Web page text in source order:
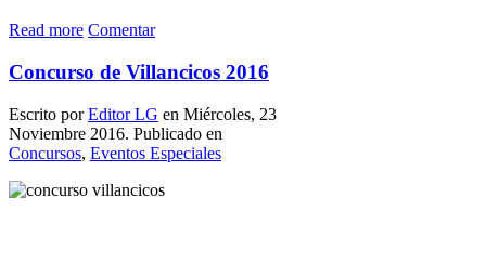
Read more Comentar
Concurso de Villancicos 2016
Escrito porEditor LG en Miércoles, 23
Noviembre 2016. Publicado en
Concursos, Eventos Especiales